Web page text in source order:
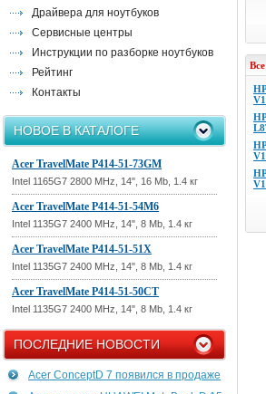
Драйвера для ноутбуков
Сервисные центры
Инструкции по разборке ноутбуков
Рейтинг
Контакты
НОВОЕ В КАТАЛОГЕ
Acer TravelMate P414-51-73GM
Intel 1165G7 2800 MHz, 14", 16 Mb, 1.4 кг
Acer TravelMate P414-51-54M6
Intel 1135G7 2400 MHz, 14", 8 Mb, 1.4 кг
Acer TravelMate P414-51-51X
Intel 1135G7 2400 MHz, 14", 8 Mb, 1.4 кг
Acer TravelMate P414-51-50CT
Intel 1135G7 2400 MHz, 14", 8 Mb, 1.4 кг
ПОСЛЕДНИЕ НОВОСТИ
Acer ConceptD 7 появился в продаже